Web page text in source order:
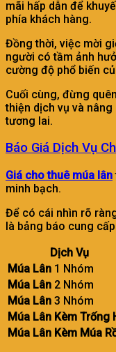
mãi hấp dẫn để
phía khách hàng.
Đồng thời, việc mời
người có tầm ảnh
cường độ phổ biến
Cuối cùng, đừng
thiện dịch vụ và
tương lai.
Báo Giá Dịch Vụ
Giá cho thuê múa lân
minh bạch.
Để có cái nhìn rõ
là bảng báo cung
Dịch Vụ
Múa Lân 1 Nhóm
Múa Lân 2 Nhóm
Múa Lân 3 Nhóm
Múa Lân Kèm Trống
Múa Lân Kèm Múa